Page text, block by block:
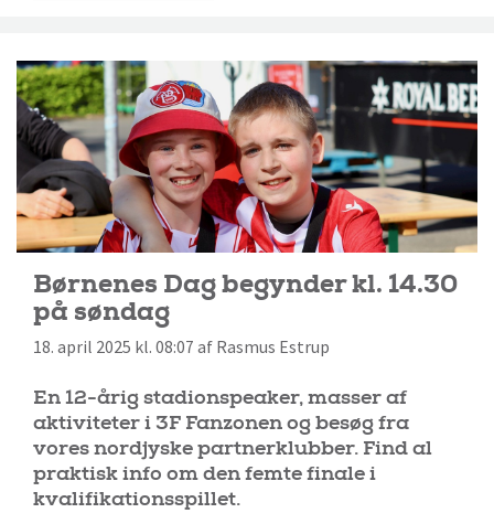
Børnenes Dag begynder kl. 14.30
på søndag
18. april 2025 kl. 08:07 af Rasmus Estrup
En 12-årig stadionspeaker, masser af
aktiviteter i 3F Fanzonen og besøg fra
vores nordjyske partnerklubber. Find al
praktisk info om den femte finale i
kvalifikationsspillet.